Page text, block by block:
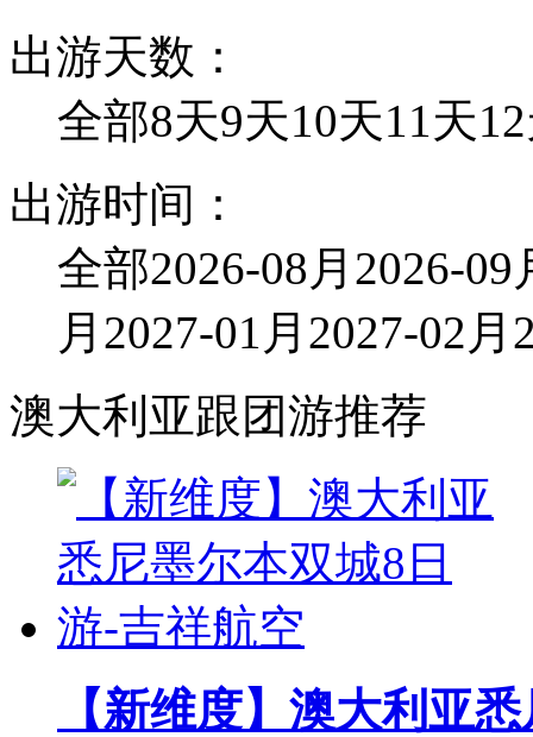
出游天数：
全部8天9天10天11天
出游时间：
全部2026-08月 2026-09
月 2027-01月 2027-02月
澳大利亚跟团游推荐
【新维度】澳大利亚